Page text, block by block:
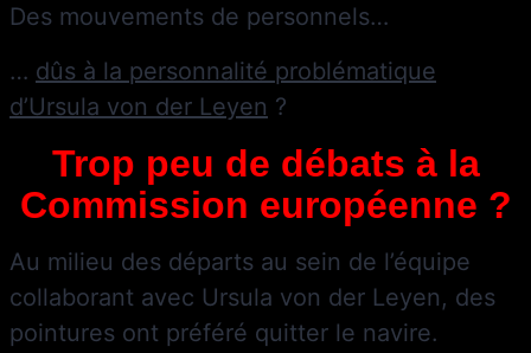
Des mouvements de personnels…
… dûs à la personnalité problématique
d’Ursula von der Leyen ?
Trop peu de débats à la
Commission européenne ?
Au milieu des départs au sein de l’équipe
collaborant avec Ursula von der Leyen, des
pointures ont préféré quitter le navire.